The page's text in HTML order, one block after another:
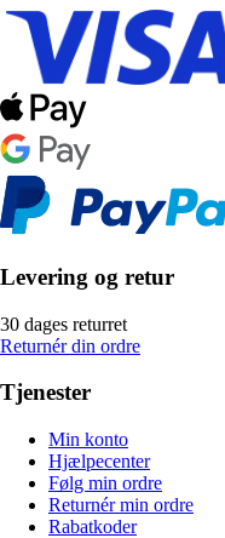
Levering og retur
30 dages returret
Returnér din ordre
Tjenester
Min konto
Hjælpecenter
Følg min ordre
Returnér min ordre
Rabatkoder